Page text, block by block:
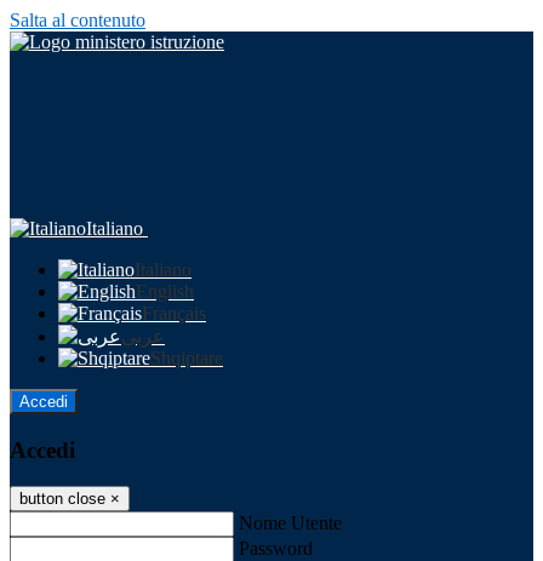
Salta al contenuto
Italiano
Italiano
English
Français
عربى
Shqiptare
Accedi
Accedi
button close ×
Nome Utente
Password